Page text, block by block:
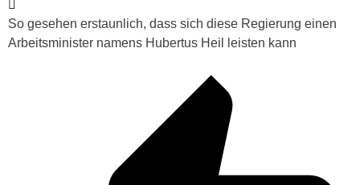
So gesehen erstaunlich, dass sich diese Regierung einen
Arbeitsminister namens Hubertus Heil leisten kann